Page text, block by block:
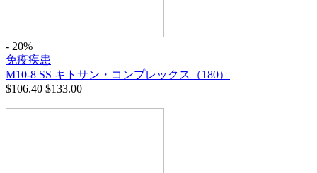
- 20%
免疫疾患
M10-8 SS キトサン・コンプレックス（180）
$106.40 $133.00